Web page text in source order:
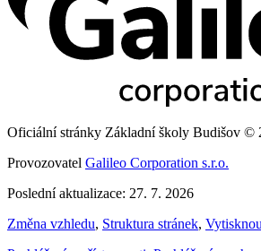
Oficiální stránky Základní školy Budišov ©
Provozovatel Galileo Corporation s.r.o.
Poslední aktualizace: 27. 7. 2026
Změna vzhledu, Struktura stránek,